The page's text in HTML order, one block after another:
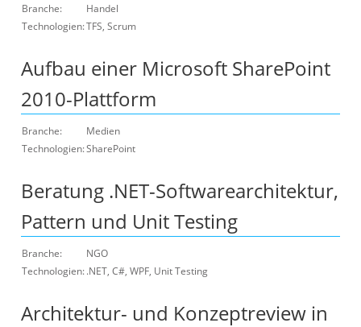
Branche:
Handel
Technologien:TFS, Scrum
Aufbau einer Microsoft SharePoint
2010-Plattform
Branche:
Medien
Technologien:SharePoint
Beratung .NET-Softwarearchitektur,
Pattern und Unit Testing
Branche:
NGO
Technologien:.NET, C#, WPF, Unit Testing
Architektur- und Konzeptreview in